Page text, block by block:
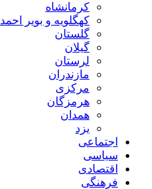
کرمانشاه
کهگلویه و بویر احمد
گلستان
گیلان
لرستان
مازندران
مرکزی
هرمزگان
همدان
یزد
اجتماعی
سیاسی
اقتصادی
فرهنگی